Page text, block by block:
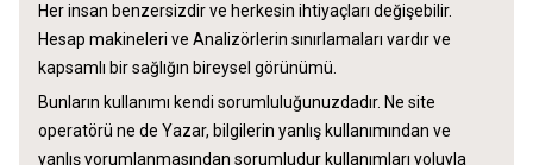
Her insan benzersizdir ve herkesin ihtiyaçları değişebilir.
Hesap makineleri ve Analizörlerin sınırlamaları vardır ve
kapsamlı bir sağlığın bireysel görünümü.
Bunların kullanımı kendi sorumluluğunuzdadır. Ne site
operatörü ne de Yazar, bilgilerin yanlış kullanımından ve
yanlış yorumlanmasından sorumludur kullanımları yoluyla